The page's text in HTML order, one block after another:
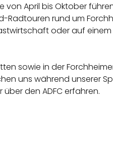
April bis Oktober
rund um
oder auf einem
sowie in der
uns während unserer
den ADFC erfahren.